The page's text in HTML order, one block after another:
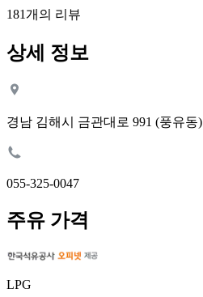
181개의 리뷰
상세 정보
경남 김해시 금관대로 991 (풍유동)
055-325-0047
주유 가격
LPG